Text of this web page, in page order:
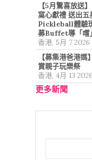
【5月驚喜放
窩心獻禮 送出
Pickleball體驗
募Buffet導「嚐
香港, 5月 7
【募集港爸港
賞親子玩樂祭
香港, 4月 13
更多新聞